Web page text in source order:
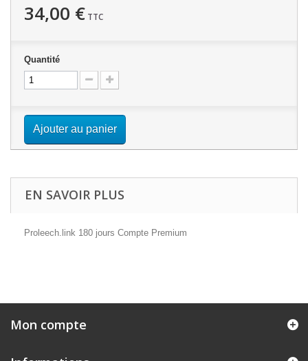
34,00 € TTC
Quantité
Ajouter au panier
EN SAVOIR PLUS
Proleech.link 180 jours Compte Premium
Mon compte